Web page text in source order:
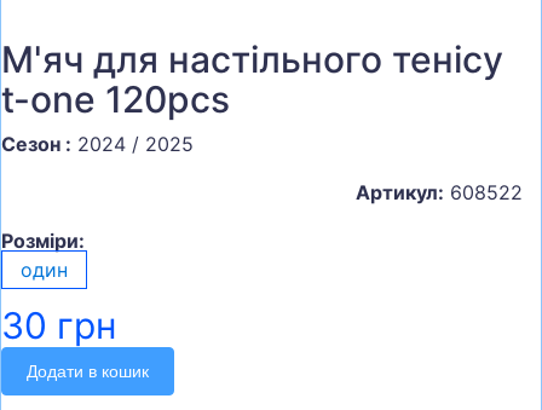
М'яч для настільного тенісу
t-one 120pcs
Сезон : 2024 / 2025
Артикул: 608522
Розміри:
один
30 грн
Додати в кошик